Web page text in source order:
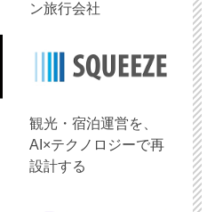
ン旅行会社
観光・宿泊運営を、
AI×テクノロジーで再
設計する